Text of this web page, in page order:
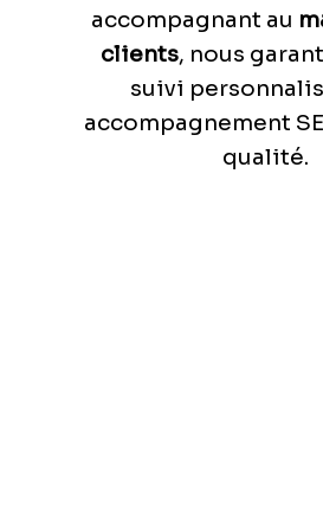
accompagnant au
clients, nous
suivi
accompagnement
qualité.